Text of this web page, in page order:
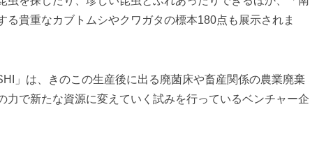
る貴重なカブトムシやクワガタの標本180点も展示されま
」は、きのこの生産後に出る廃菌床や畜産関係の農業廃棄
力で新たな資源に変えていく試みを行っているベンチャー企